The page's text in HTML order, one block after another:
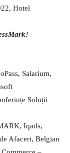
Hotel
Salarium,
Soluții
Iqads,
Afaceri, Belgian